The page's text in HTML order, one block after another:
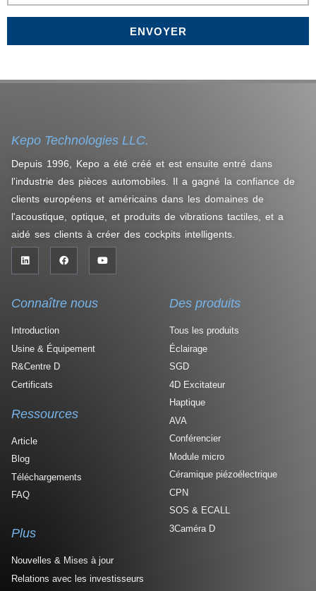
ENVOYER
Kepo Technologies LLC.
Depuis 1996, Kepo a été créé et est ensuite entré dans
l'industrie des pièces automobiles. Il a gagné la confiance de
clients européens et américains dans les domaines de
l'acoustique, optique, et produits de vibrations tactiles, et a
aidé ses clients à créer des cockpits intelligents.
Connaître nous
Introduction
Usine & Équipement
R&Centre D
Certificats
Des produits
Tous les produits
Éclairage
SGD
4D Excitateur
Haptique
AVA
Conférencier
Module micro
Céramique piézoélectrique
CPN
SOS & ECALL
3Caméra D
Ressources
Article
Blog
Téléchargements
FAQ
Plus
Nouvelles & Mises à jour
Relations avec les investisseurs